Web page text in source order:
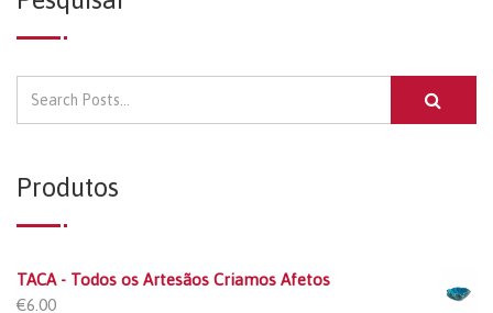
Produtos
TACA - Todos os Artesãos Criamos Afetos
€6.00